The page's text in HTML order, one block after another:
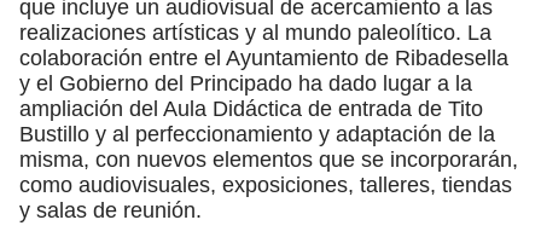
que incluye un audiovisual de acercamiento a las
realizaciones artísticas y al mundo paleolítico. La
colaboración entre el Ayuntamiento de Ribadesella
y el Gobierno del Principado ha dado lugar a la
ampliación del Aula Didáctica de entrada de Tito
Bustillo y al perfeccionamiento y adaptación de la
misma, con nuevos elementos que se incorporarán,
como audiovisuales, exposiciones, talleres, tiendas
y salas de reunión.